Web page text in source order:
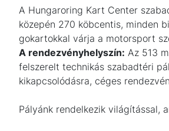
A Hungaroring Kart Center
közepén 270 köbcentis, minden
gokartokkal várja a motorsport
A rendezvényhelyszín: Az 513
felszerelt technikás szabadtéri
kikapcsolódásra, céges
Pályánk rendelkezik világítással,